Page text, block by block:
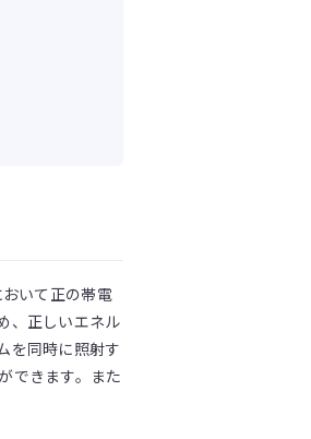
いて正の帯電
、正しいエネル
を同時に照射す
できます。また